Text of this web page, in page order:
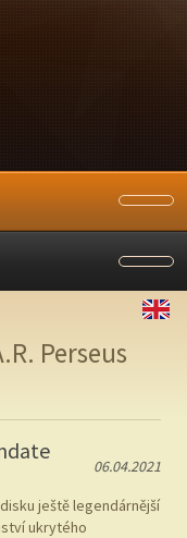
Perseus
06.04.2021
ještě legendárnější
ukrytého